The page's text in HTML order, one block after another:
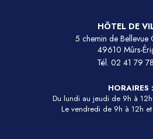
HÔTEL DE
5 chemin de Bellevue
49610 Mûrs-
Tél. 02 41 79
HORAIRES :
Du lundi au jeudi de 9h à
Le vendredi de 9h à 12h